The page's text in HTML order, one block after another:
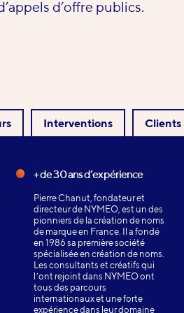
d’offre publics.
Interventions Clients
+ de 30 ans d’expérience
Pierre Chanut, fondateur et
directeur de NYMEO, est un des
pionniers de la création de noms
de marque en France. Il a fondé
en 1986 sa première société
spécialisée en création de noms.
Les consultants et créatifs qui
l’ont rejoint dans NYMEO ont
tous des parcours
internationaux et une forte
expérience dans leur domaine